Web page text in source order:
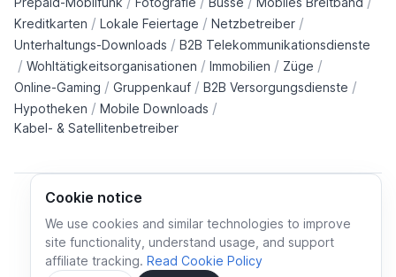
Cookie notice
We use cookies and similar technologies to improve
site functionality, understand usage, and support
affiliate tracking. Read Cookie Policy
Kreditkarten / Lokale Feiertage / Netzbetreiber /
Unterhaltungs-Downloads / B2B Telekommunikationsdienste
/ Wohltätigkeitsorganisationen / Immobilien / Züge /
Online-Gaming / Gruppenkauf / B2B Versorgungsdienste /
Hypotheken / Mobile Downloads /
Kabel- & Satellitenbetreiber
Cookie policy Cookies preferences
Privacy policy
Terms and conditions